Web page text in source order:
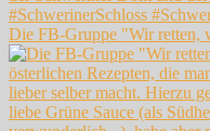
Die FB-Gruppe "Wir retten,